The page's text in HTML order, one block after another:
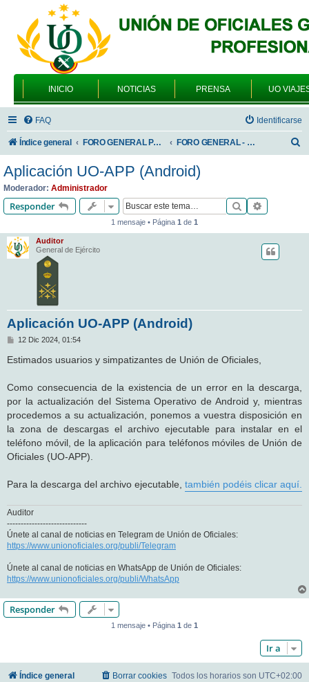
INICIO NOTICIAS PRENSA UO
FAQ Identificarse
Índice general FORO GENERAL PARA TODOS LOS USUARIOS FORO GENERAL - VARIEDADES
r
Aplicación UO-APP (Android)
Moderador: Administrador
Responder Buscar
1 mensaje • Página 1 de 1
Auditor
General de Ejército
Aplicación UO-APP (Android)
M
n
s
e
12 Dic 2024, 01:54
Estimados usuarios y simpatizantes de Unión de Oficiales,
Como consecuencia de la existencia de un error en la descarga,
por la actualización del Sistema Operativo de Android y, mientras
procedemos a su actualización, ponemos a vuestra disposición en
la zona de descargas el archivo ejecutable para instalar en el
teléfono móvil, de la aplicación para teléfonos móviles de Unión de
Oficiales (UO-APP).
Para la descarga del archivo ejecutable, también podéis clicar aquí.
Auditor
-----------------------------
Únete al canal de noticias en Telegram de Unión de Oficiales:
https://www.unionoficiales.org/publi/Telegram
Únete al canal de noticias en WhatsApp de Unión de Oficiales:
https://www.unionoficiales.org/publi/WhatsApp
Responder
1 mensaje • Página 1 de 1
Ir a
Índice general Todos los horarios son UTC+02:00
Borrar cookies